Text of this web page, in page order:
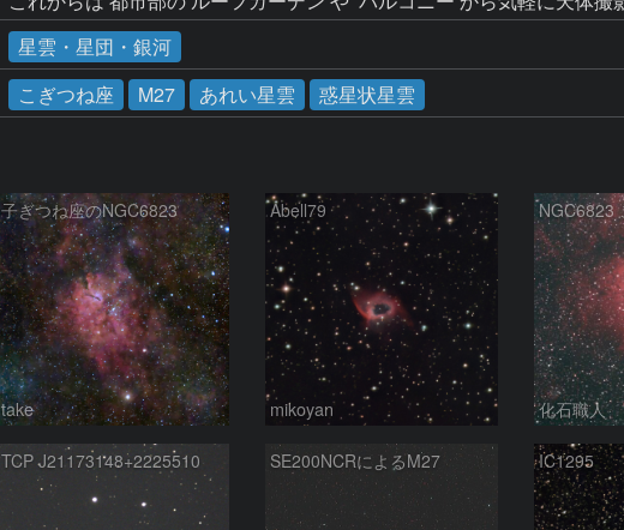
星雲・星団・銀河
こぎつね座 M27 あれい星雲 惑星状星雲
子ぎつね座のNGC6823
take
Abell79
mikoyan
NGC6823
化石職人
TCP J21173148+2225510 SE200NCRによるM27 IC1295